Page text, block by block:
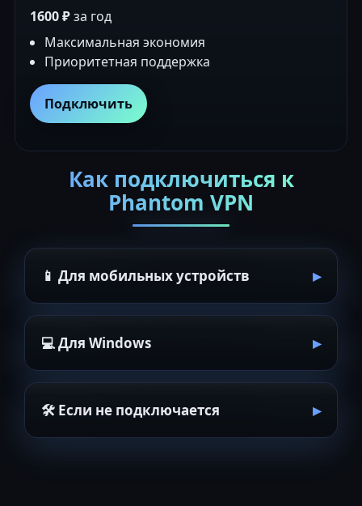
1600 ₽за год
Максимальная экономия
Приоритетная поддержка
Подключить
Как подключиться к
Phantom VPN
📱 Для мобильных устройств
💻 Для Windows
🛠 Если не подключается